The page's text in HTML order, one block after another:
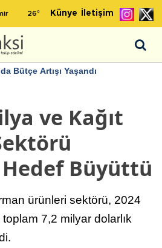
26° Künye İletişim
Bütçe Artışı Yaşandı
ve Kağıt
Büyüttü
ürünleri sektörü, 2024
toplam 7,2 milyar dolarlık